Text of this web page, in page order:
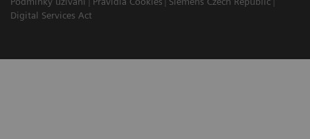
Digital Services Act